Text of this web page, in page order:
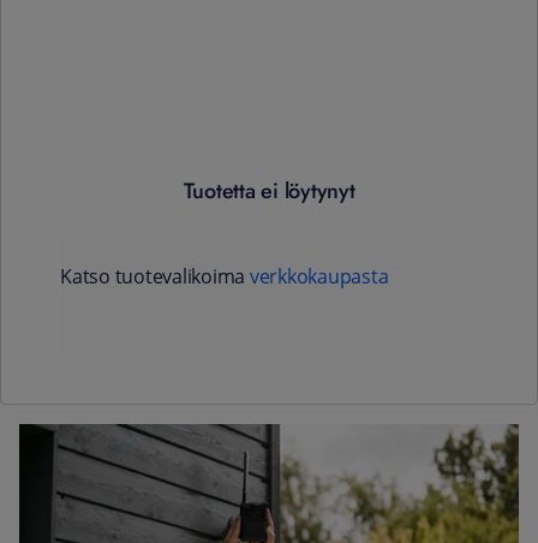
Tuotetta ei löytynyt
Katso tuotevalikoima verkkokaupasta